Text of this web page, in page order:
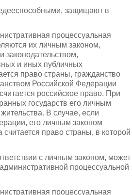
защищают в
процессуальная
их личным законом,
и иных публичных
право страны, гражданство
Российской Федерации
российское право. При
государств его личным
В случае, если
его личным законом
право страны, в которой
с личным законом, может
процессуальной
процессуальная